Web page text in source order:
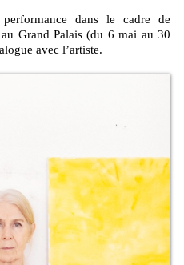
dans le cadre de
Grand Palais (du 6 mai au 30
avec l’artiste.